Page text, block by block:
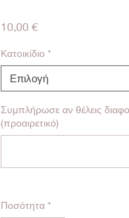
10,00 €Τιμή
Κατοικίδιο *
Επιλογή
Συμπλήρωσε αν θέλεις
(προαιρετικό)
Ποσότητα *